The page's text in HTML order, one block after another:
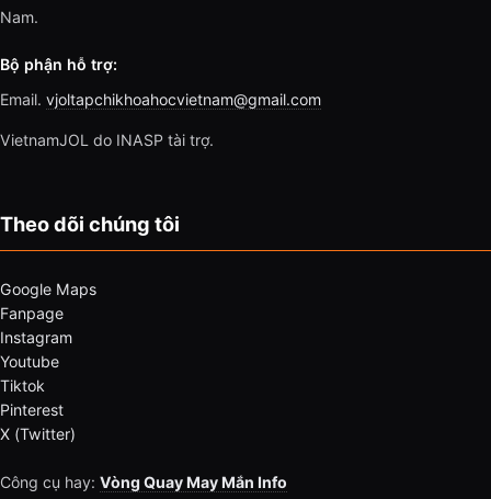
Nam.
Bộ phận hỗ trợ:
Email. vjoltapchikhoahocvietnam@gmail.com
VietnamJOL do INASP tài trợ.
Theo dõi chúng tôi
Google Maps
Fanpage
Instagram
Youtube
Tiktok
Pinterest
X (Twitter)
Công cụ hay: Vòng Quay May Mắn Info